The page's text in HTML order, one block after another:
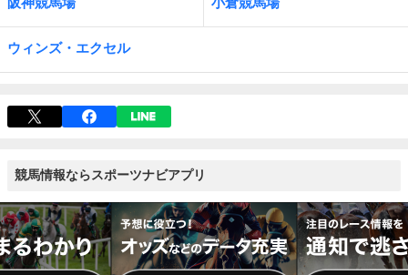
ウィンズ・エクセル
競馬情報ならスポーツナビアプリ